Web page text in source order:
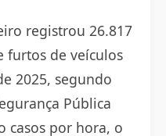
registrou 26.817
furtos de veículos
2025, segundo
Pública
casos por hora, o